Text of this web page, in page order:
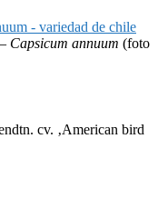
Capsicum annuum (foto
cv. ‚American bird